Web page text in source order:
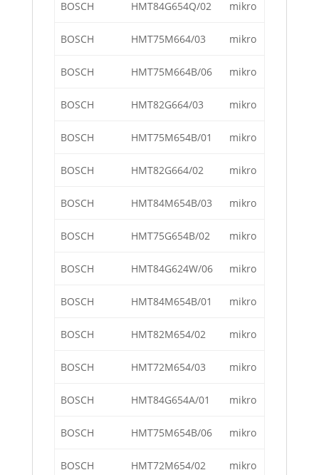
BOSCH HMT84G654Q/02 mikro
BOSCH HMT75M664/03 mikro
BOSCH HMT75M664B/06 mikro
BOSCH HMT82G664/03 mikro
BOSCH HMT75M654B/01 mikro
BOSCH HMT82G664/02 mikro
BOSCH HMT84M654B/03 mikro
BOSCH HMT75G654B/02 mikro
BOSCH HMT84G624W/06 mikro
BOSCH HMT84M654B/01 mikro
BOSCH HMT82M654/02 mikro
BOSCH HMT72M654/03 mikro
BOSCH HMT84G654A/01 mikro
BOSCH HMT75M654B/06 mikro
BOSCH HMT72M654/02 mikro